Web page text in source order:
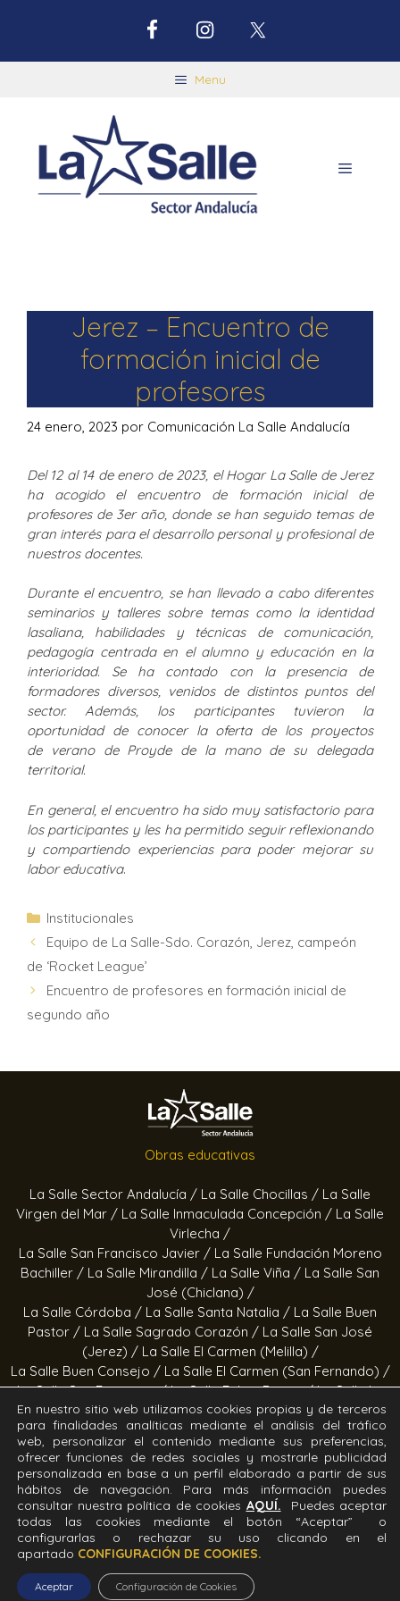
Menu
Jerez – Encuentro de
formación inicial de
profesores
24 enero, 2023 por Comunicación La Salle Andalucía
Del 12 al 14 de enero de 2023, el Hogar La Salle de Jerez
ha acogido el encuentro de formación inicial de
profesores de 3er año, donde se han seguido temas de
gran interés para el desarrollo personal y profesional de
nuestros docentes.
Durante el encuentro, se han llevado a cabo diferentes
seminarios y talleres sobre temas como la identidad
lasaliana, habilidades y técnicas de comunicación,
pedagogía centrada en el alumno y educación en la
interioridad. Se ha contado con la presencia de
formadores diversos, venidos de distintos puntos del
sector. Además, los participantes tuvieron la
oportunidad de conocer la oferta de los proyectos
de verano de Proyde de la mano de su delegada
territorial.
En general, el encuentro ha sido muy satisfactorio para
los participantes y les ha permitido seguir reflexionando
y compartiendo experiencias para poder mejorar su
labor educativa.
Institucionales
Equipo de La Salle-Sdo. Corazón, Jerez, campeón
de ‘Rocket League’
Encuentro de profesores en formación inicial de
segundo año
Obras educativas
La Salle Sector Andalucía / La Salle Chocillas / La Salle
Virgen del Mar / La Salle Inmaculada Concepción / La Salle
Virlecha /
La Salle San Francisco Javier / La Salle Fundación Moreno
Bachiller / La Salle Mirandilla / La Salle Viña / La Salle San
José (Chiclana) /
La Salle Córdoba / La Salle Santa Natalia / La Salle Buen
Pastor / La Salle Sagrado Corazón / La Salle San José
(Jerez) / La Salle El Carmen (Melilla) /
La Salle Buen Consejo / La Salle El Carmen (San Fernando) /
La Salle San Francisco /La Salle Felipe Benito /La Salle La
Purísima
Obras socioeducativas
Estrella Azahara /Manos Abiertas /Hogar Jerez / Proyecto
Alfa /Hogar San Ramón y San Fernando /Calor en la Noche
Todos los derechos Reservados. Diseñado y desarrollado
Andalucía.
En nuestro sitio web utilizamos cookies propias y de terceros
para finalidades analíticas mediante el análisis del tráfico
web, personalizar el contenido mediante sus preferencias,
ofrecer funciones de redes sociales y mostrarle publicidad
personalizada en base a un perfil elaborado a partir de sus
hábitos de navegación. Para más información puedes
consultar nuestra política de cookies AQUÍ.
Puedes aceptar
todas las cookies mediante el botón “Aceptar” o
configurarlas o rechazar su uso clicando en el
apartado CONFIGURACIÓN DE COOKIES.
Aceptar Configuración de Cookies